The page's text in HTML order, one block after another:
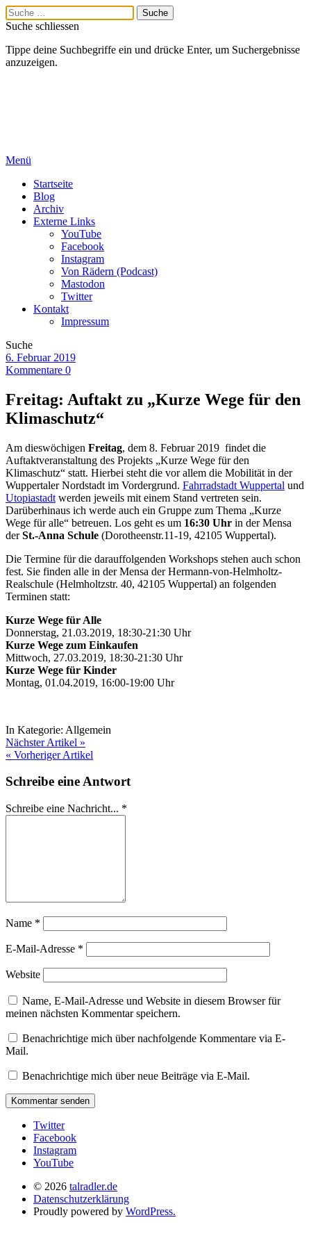
Suche schliessen
Tippe deine Suchbegriffe ein und drücke Enter, um Suchergebnisse
anzuzeigen.
Menü
Startseite
Blog
Archiv
Externe Links
YouTube
Facebook
Instagram
Von Rädern (Podcast)
Mastodon
Twitter
Kontakt
Impressum
Suche
6. Februar 2019
Kommentare 0
Freitag: Auftakt zu „Kurze Wege für den
Klimaschutz“
Am dieswöchigen Freitag, dem 8. Februar 2019 findet die
Auftaktveranstaltung des Projekts „Kurze Wege für den
Klimaschutz“ statt. Hierbei steht die vor allem die Mobilität in der
Wuppertaler Nordstadt im Vordergrund. Fahrradstadt Wuppertal und
Utopiastadt werden jeweils mit einem Stand vertreten sein.
Darüberhinaus ich werde auch ein Gruppe zum Thema „Kurze
Wege für alle“ betreuen. Los geht es um 16:30 Uhr in der Mensa
derSt.-Anna Schule (Dorotheenstr.11-19, 42105 Wuppertal).
Die Termine für die darauffolgenden Workshops stehen auch schon
fest. Sie finden alle in der Mensa der Hermann-von-Helmholtz-
Realschule (Helmholtzstr. 40, 42105 Wuppertal) an folgenden
Terminen statt:
Kurze Wege für Alle
Donnerstag, 21.03.2019, 18:30-21:30 Uhr
Kurze Wege zum Einkaufen
Mittwoch, 27.03.2019, 18:30-21:30 Uhr
Kurze Wege für Kinder
Montag, 01.04.2019, 16:00-19:00 Uhr
In Kategorie: Allgemein
Nächster Artikel »
« Vorheriger Artikel
Schreibe eine Antwort
Schreibe eine Nachricht... *
Name *
E-Mail-Adresse *
Website
Name, E-Mail-Adresse und Website in diesem Browser für
meinen nächsten Kommentar speichern.
Benachrichtige mich über nachfolgende Kommentare via E-
Mail.
Benachrichtige mich über neue Beiträge via E-Mail.
Twitter
Facebook
Instagram
YouTube
© 2026 talradler.de
Datenschutzerklärung
Proudly powered by WordPress.